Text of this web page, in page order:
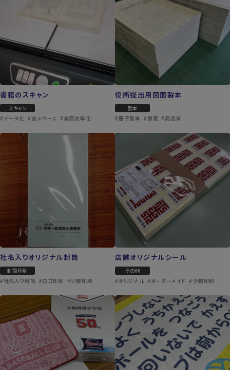
書籍のスキャン
スキャン
#データ化 #省スペース #業務効率化
役所提出用図面製本
製本
#冊子製本 #保管 #高品質
社名入りオリジナル封筒
封筒印刷
#社名入り封筒 #ロゴ印刷 #少数印刷
店舗オリジナルシール
その他
#オリジナル #オーダーメイド #少数印刷